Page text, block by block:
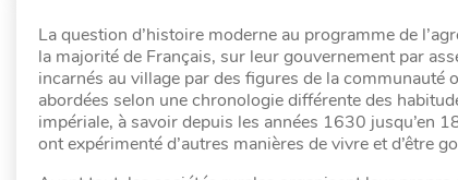
La question d’histoire moderne au programme de
la majorité de Français, sur leur gouvernement par
incarnés au village par des figures de la
abordées selon une chronologie différente des
impériale, à savoir depuis les années 1630 jusqu’en
ont expérimenté d’autres manières de vivre et d’être